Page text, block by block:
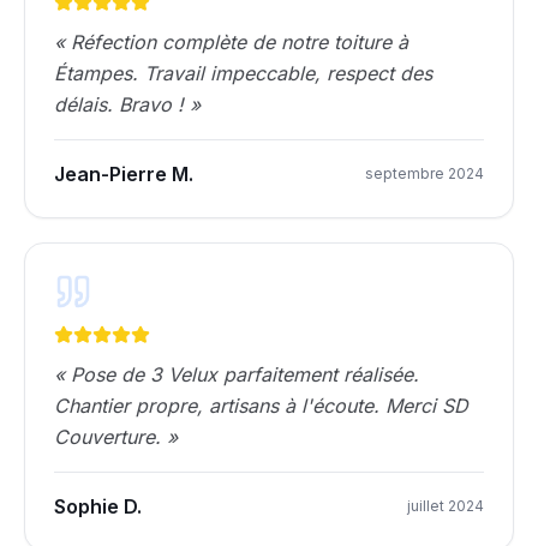
« Réfection complète de notre toiture à
Étampes. Travail impeccable, respect des
délais. Bravo !»
Jean-Pierre M. septembre 2024
« Pose de 3 Velux parfaitement réalisée.
Chantier propre, artisans à l'écoute. Merci SD
Couverture. »
Sophie D. juillet 2024